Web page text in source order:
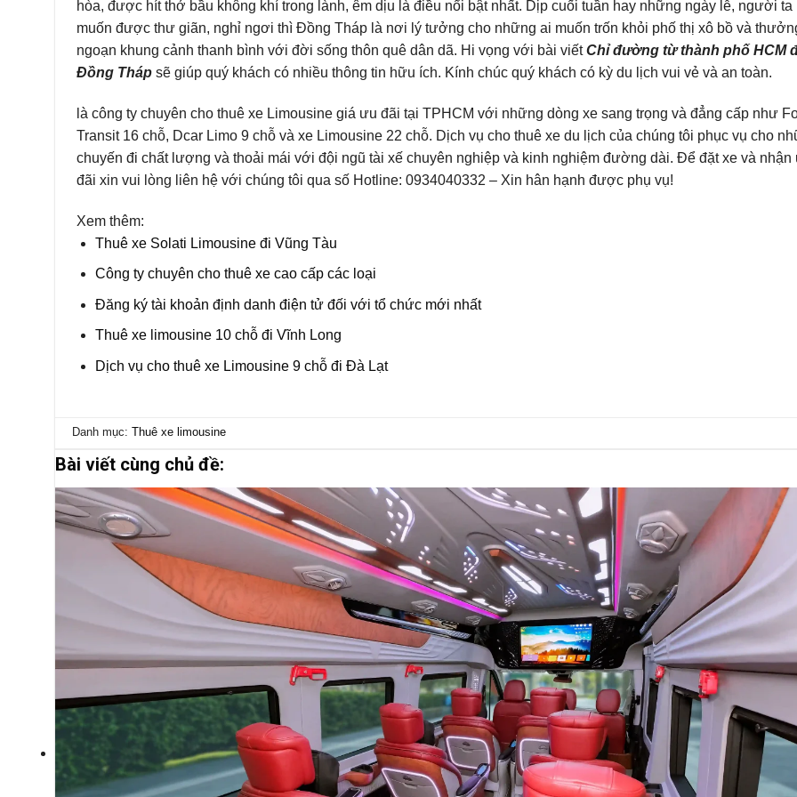
chuyến đi chất lượng và thoải mái với đội ngũ tài xế chuyên nghiệp và kinh nghiệm đường dài. Để đặt xe và nhận
đãi xin vui lòng liên hệ với chúng tôi qua số Hotline: 0934040332 – Xin hân hạnh được phụ vụ!
Xem thêm:
Công ty chuyên cho thuê xe cao cấp các loại
Đăng ký tài khoản định danh điện tử đối với tổ chức mới nhất
Thuê xe limousine 10 chỗ đi Vĩnh Long
Dịch vụ cho thuê xe Limousine 9 chỗ đi Đà Lạt
Danh mục: Thuê xe limousine
Bài viết cùng chủ đề: